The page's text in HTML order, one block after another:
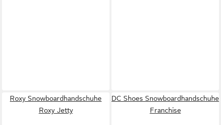
Roxy Snowboardhandschuhe
Roxy Jetty
DC Shoes Snowboardhandschuhe
Franchise